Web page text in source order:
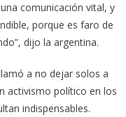
comunicación vital, y
porque es faro de
dijo la argentina.
a no dejar solos a
activismo político en los
indispensables.